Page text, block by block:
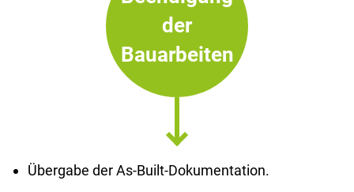
der
Bauarbeiten
Übergabe der As-Built-Dokumentation.